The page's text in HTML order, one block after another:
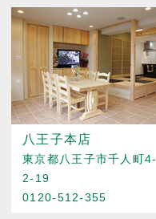
八王子本店
東京都八王子市千人町4-
2-19
0120-512-355